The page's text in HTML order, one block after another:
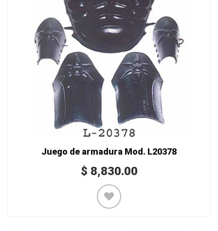
Juego de armadura Mod. L20378
$ 8,830.00